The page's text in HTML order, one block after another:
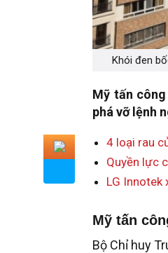
Khói đen
Mỹ tấn
phá vỡ lệnh
4 loại rau
Quyền lực
LG Innotek
Mỹ tấn
Bộ Chỉ huy